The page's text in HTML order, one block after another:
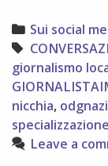
Categories
Sui social
Tags
giornalismo
nicchia,
specializzazione
Leave a